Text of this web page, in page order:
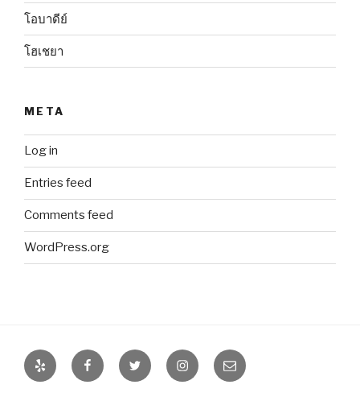
โอบาดีย์
โฮเชยา
META
Log in
Entries feed
Comments feed
WordPress.org
Yelp FacebookTwitter InstagramEmail